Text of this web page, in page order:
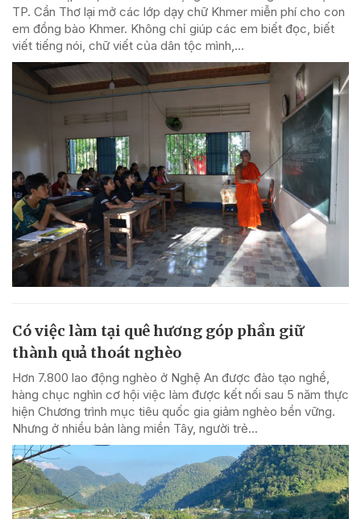
TP. Cần Thơ lại mở các lớp dạy chữ Khmer miễn phí cho con
em đồng bào Khmer. Không chỉ giúp các em biết đọc, biết
viết tiếng nói, chữ viết của dân tộc mình,...
Có việc làm tại quê hương góp phần giữ
thành quả thoát nghèo
Hơn 7.800 lao động nghèo ở Nghệ An được đào tạo nghề,
hàng chục nghìn cơ hội việc làm được kết nối sau 5 năm thực
hiện Chương trình mục tiêu quốc gia giảm nghèo bền vững.
Nhưng ở nhiều bản làng miền Tây, người trẻ...